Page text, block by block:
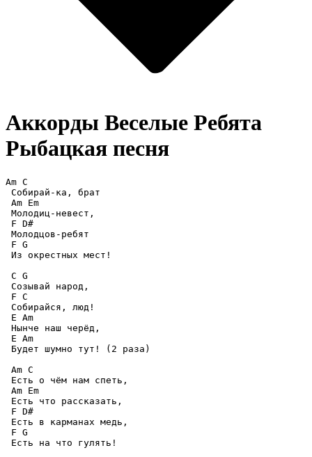
Аккорды Веселые Ребята
Рыбацкая песня
Am C
Собирай-ка, брат
Am Em
Молодиц-невест,
F D#
Молодцов-ребят
F G
Из окрестных мест!
C G
Созывай народ,
F C
Собирайся, люд!
E Am
Нынче наш черёд,
E Am
Будет шумно тут! (2 раза)
Am C
Есть о чём нам спеть,
Am Em
Есть что рассказать,
F D#
Есть в карманах медь,
F G
Есть на что гулять!